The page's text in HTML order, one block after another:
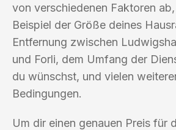
von verschiedenen Faktoren
Beispiel der Größe deines
Entfernung zwischen
und Forli, dem Umfang der
du wünschst, und vielen
Bedingungen.
Um dir einen genauen Preis für